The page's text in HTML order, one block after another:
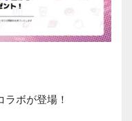
ボが登場！